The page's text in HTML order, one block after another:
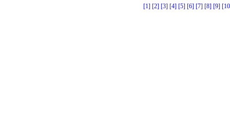
[1] [2] [3] [4] [5] [6] [7] [8] [9]